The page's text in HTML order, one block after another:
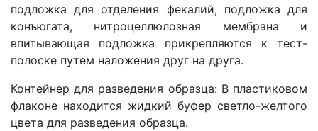
подложка для отделения фекалий, подложка для
конъюгата, нитроцеллюлозная мембрана и
впитывающая подложка прикрепляются к тест-
полоске путем наложения друг на друга.
Контейнер для разведения образца: В пластиковом
флаконе находится жидкий буфер светло-желтого
цвета для разведения образца.